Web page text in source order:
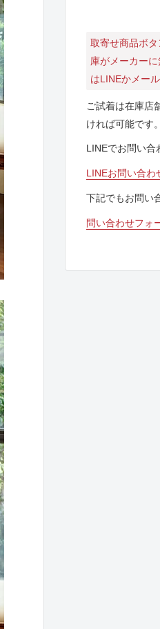
取寄せ商品ボ
庫がメーカー
はLINEかメー
ご試着は在庫店
ければ可能です
LINEでお問い合
LINEお問い合わ
下記でもお問い
問い合わせフォ